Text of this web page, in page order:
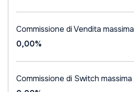
Commissione di Vendita massima
0,00%
Commissione di Switch massima